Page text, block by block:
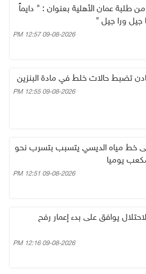
طلبة عمان الأهلية بعنوان : " دايماً
جيل ورا جيل "
09-08-2026 12:57 PM
تضبط حالات خلط في مادة البنزين
09-08-2026 12:55 PM
على خط مياه الديسي يتسبب بتسرب نحو
09-08-2026 12:51 PM
يوافق على بدء إعمار رفح
09-08-2026 12:16 PM